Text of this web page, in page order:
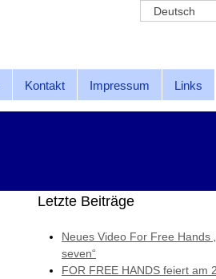
Deutsch
Kontakt Impressum Links
Letzte Beiträge
Neues Video For Free Hands
seven“
FOR FREE HANDS feiert am